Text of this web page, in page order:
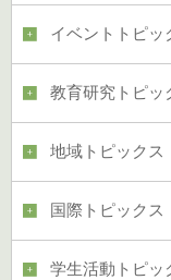
イベントトピッ
教育研究トピッ
地域トピックス
国際トピックス
学生活動トピッ